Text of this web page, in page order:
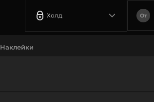
Холд От
Наклейки